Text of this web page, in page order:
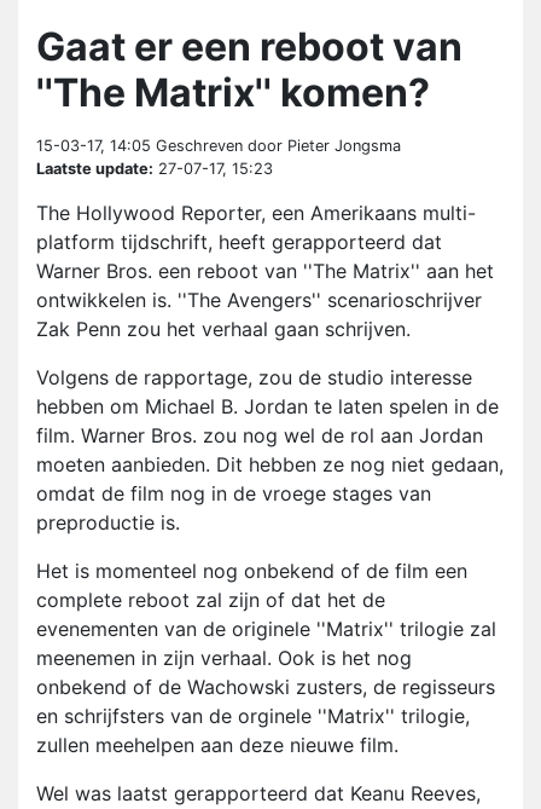
Gaat er een reboot van
''The Matrix'' komen?
15-03-17, 14:05 Geschreven door Pieter Jongsma
Laatste update: 27-07-17, 15:23
The Hollywood Reporter, een Amerikaans multi-
platform tijdschrift, heeft gerapporteerd dat
Warner Bros. een reboot van ''The Matrix'' aan het
ontwikkelen is. ''The Avengers'' scenarioschrijver
Zak Penn zou het verhaal gaan schrijven.
Volgens de rapportage, zou de studio interesse
hebben om Michael B. Jordan te laten spelen in de
film. Warner Bros. zou nog wel de rol aan Jordan
moeten aanbieden. Dit hebben ze nog niet gedaan,
omdat de film nog in de vroege stages van
preproductie is.
Het is momenteel nog onbekend of de film een
complete reboot zal zijn of dat het de
evenementen van de originele ''Matrix'' trilogie zal
meenemen in zijn verhaal. Ook is het nog
onbekend of de Wachowski zusters, de regisseurs
en schrijfsters van de orginele ''Matrix'' trilogie,
zullen meehelpen aan deze nieuwe film.
Wel was laatst gerapporteerd dat Keanu Reeves,